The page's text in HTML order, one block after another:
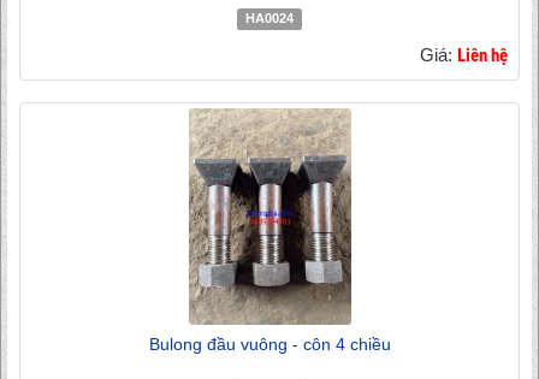
HA0024
Giá: Liên hệ
Bulong đầu vuông - côn 4 chiều